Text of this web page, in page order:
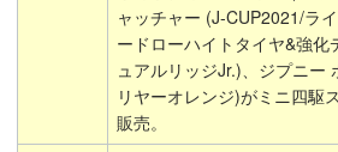
ャッチャー (J-CUP2021/ラ
ードローハイトタイヤ&強
ュアルリッジJr.)、ジプニー
リヤーオレンジ)がミニ四駆
販売。